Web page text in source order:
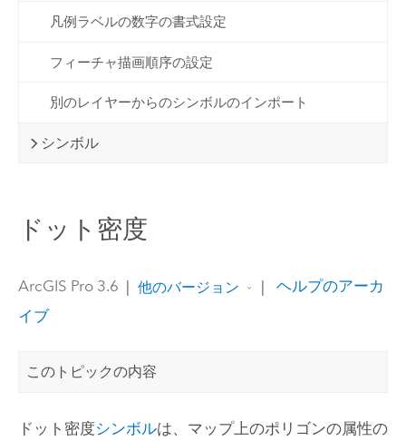
凡例ラベルの数字の書式設定
フィーチャ描画順序の設定
別のレイヤーからのシンボルのインポート
シンボル
ドット密度
ArcGIS Pro 3.6 | 他のバージョン |
ヘルプのアーカ
イブ
このトピックの内容
ドット密度シンボルは、マップ上のポリゴンの属性の